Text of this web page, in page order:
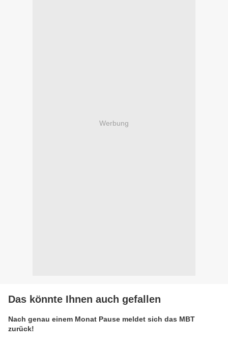
Werbung
Das könnte Ihnen auch gefallen
Nach genau einem Monat Pause meldet sich das MBT
zurück!